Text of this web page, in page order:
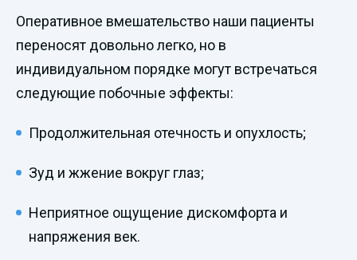
Оперативное вмешательство наши пациенты
переносят довольно легко, но в
индивидуальном порядке могут встречаться
следующие побочные эффекты:
Продолжительная отечность и опухлость;
Зуд и жжение вокруг глаз;
Неприятное ощущение дискомфорта и
напряжения век.